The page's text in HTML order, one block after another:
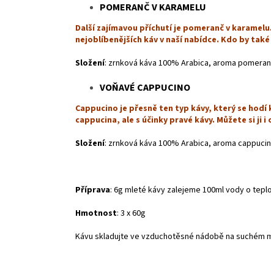
POMERANČ V KARAMELU
Další zajímavou příchutí je pomeranč v
nejoblíbenějších káv v naší nabídce. Kdo by
Složení: zrnková káva 100% Arabica, aroma
VOŇAVÉ CAPPUCINO
Cappucino je přesně ten typ kávy, který se
cappucina, ale s účinky pravé kávy. Můžete si
Složení: zrnková káva 100% Arabica, aroma
Příprava: 6g mleté kávy zalejeme 100ml vody o
Hmotnost: 3 x 60g
Kávu skladujte ve vzduchotěsné nádobě na suchém